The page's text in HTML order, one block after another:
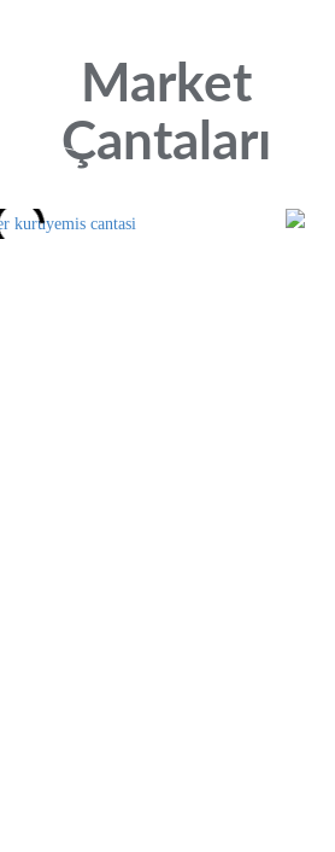
Market
Çantaları